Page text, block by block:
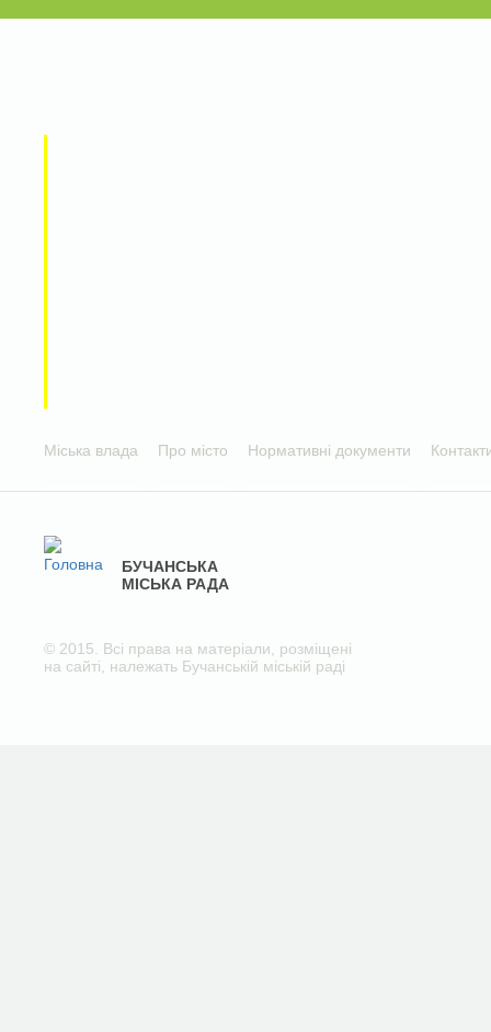
Міська влада Про місто Нормативні документи
БУЧАНСЬКА
МІСЬКА РАДА
© 2015. Всі права на матеріали, розміщені
на сайті, належать Бучанській міській раді